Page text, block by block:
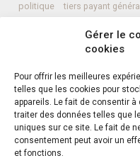
Gérer le
cookies
Pour offrir les meilleures
telles que les cookies pour
appareils. Le fait de consentir
traiter des données telles que
uniques sur ce site. Le fait de
consentement peut avoir un
et fonctions.
politique tiers payant
complémentaires santé
secret
professionnels de santé
Instagram